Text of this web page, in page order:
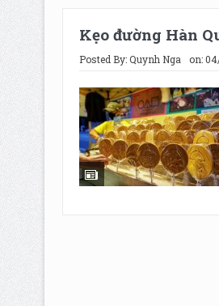
Kẹo đường Hàn
Posted By:Quynh Nga on: